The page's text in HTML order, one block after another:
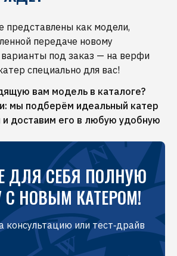
тест‑драйв на акватории
управляемость,
выбранной модели.
модель именно под ваши
прогулок, водных видов
или путешествий. По вашему
тест‑драйв на акватории
выбранной модели.
представлены как модели,
передаче новому
варианты под заказ — на верфи
специально для вас!
вам модель в каталоге?
мы подберём идеальный катер
и доставим его в любую удобную
ДЛЯ СЕБЯ ПОЛНУЮ
С НОВЫМ КАТЕРОМ!
консультацию или тест‑драйв